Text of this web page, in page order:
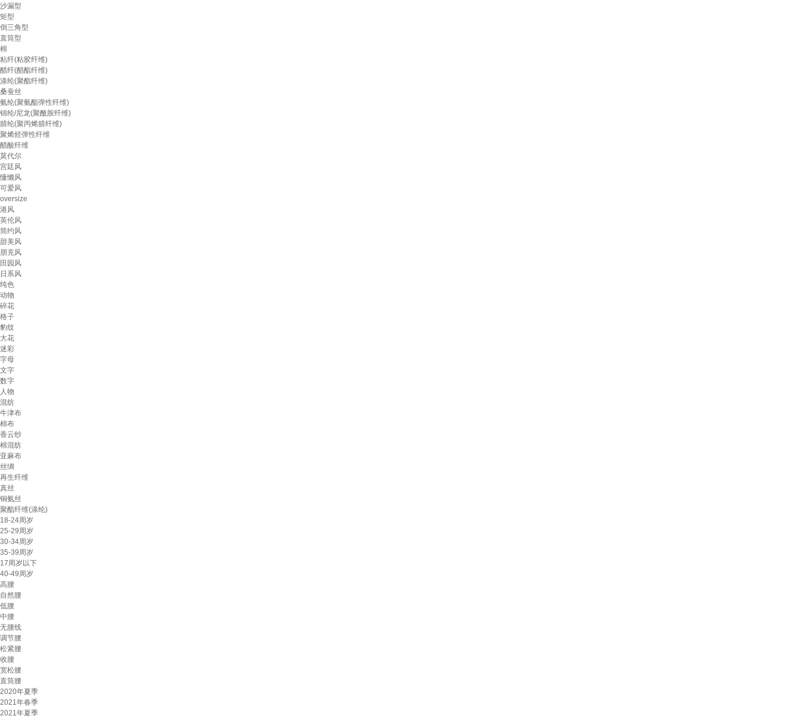
沙漏型
矩型
倒三角型
直筒型
棉
粘纤(粘胶纤维)
醋纤(醋酯纤维)
涤纶(聚酯纤维)
桑蚕丝
氨纶(聚氨酯弹性纤维)
锦纶/尼龙(聚酰胺纤维)
腈纶(聚丙烯腈纤维)
聚烯烃弹性纤维
醋酸纤维
莫代尔
宫廷风
慵懒风
可爱风
oversize
港风
英伦风
简约风
甜美风
朋克风
田园风
日系风
纯色
动物
碎花
格子
豹纹
大花
迷彩
字母
文字
数字
人物
混纺
牛津布
棉布
香云纱
棉混纺
亚麻布
丝绸
再生纤维
真丝
铜氨丝
聚酯纤维(涤纶)
18-24周岁
25-29周岁
30-34周岁
35-39周岁
17周岁以下
40-49周岁
高腰
自然腰
低腰
中腰
无腰线
调节腰
松紧腰
收腰
宽松腰
直筒腰
2020年夏季
2021年春季
2021年夏季